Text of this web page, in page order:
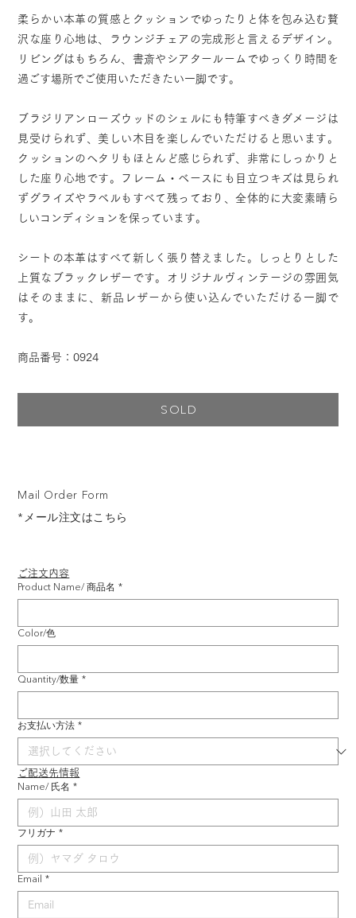
ご注文内容
Product Name/ 商品名 *
Color/色
Quantity/数量 *
お支払い方法 *
ご配送先情報
Name/ 氏名 *
フリガナ *
Email *
Mail Order Form
*メール注文はこちら
柔らかい本革の質感とクッションでゆったりと体を包み込む贅
沢な座り心地は、ラウンジチェアの完成形と言えるデザイン。
リビングはもちろん、書斎やシアタールームでゆっくり時間を
過ごす場所でご使用いただきたい一脚です。
ブラジリアンローズウッドのシェルにも特筆すべきダメージは
見受けられず、美しい木目を楽しんでいただけると思います。
クッションのヘタリもほとんど感じられず、非常にしっかりと
した座り心地です。フレーム・ベースにも目立つキズは見られ
ずグライズやラベルもすべて残っており、全体的に大変素晴ら
しいコンディションを保っています。
シートの本革はすべて新しく張り替えました。しっとりとした
上質なブラックレザーです。オリジナルヴィンテージの雰囲気
はそのままに、新品レザーから使い込んでいただける一脚で
す。
商品番号：0924
SOLD